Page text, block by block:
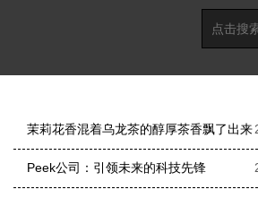
茉莉花香混着乌龙茶的醇厚茶香飘了出来
Peek公司：引领未来的科技先锋